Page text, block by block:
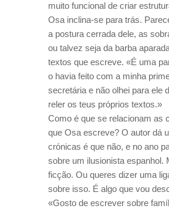
muito funcional de criar
Osa inclina-se para trás.
a postura cerrada dele, as
ou talvez seja da barba
textos que escreve. «É uma
o havia feito com a minha
secretária e não olhei para ele
reler os teus próprios textos.»
Como é que se relacionam as
que Osa escreve? O autor dá
crónicas é que não, e no ano
sobre um ilusionista
ficção. Ou queres dizer uma
sobre isso. É algo que vou
«Gosto de escrever sobre